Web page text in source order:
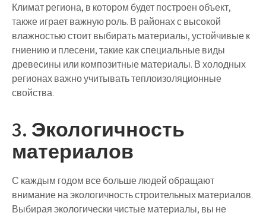
Климат региона, в котором будет построен объект,
также играет важную роль. В районах с высокой
влажностью стоит выбирать материалы, устойчивые к
гниению и плесени, такие как специальные виды
древесины или композитные материалы. В холодных
регионах важно учитывать теплоизоляционные
свойства.
3. Экологичность
материалов
С каждым годом все больше людей обращают
внимание на экологичность строительных материалов.
Выбирая экологически чистые материалы, вы не